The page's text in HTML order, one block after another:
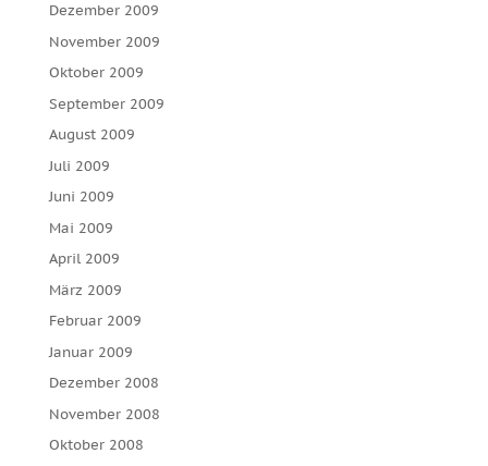
Dezember 2009
November 2009
Oktober 2009
September 2009
August 2009
Juli 2009
Juni 2009
Mai 2009
April 2009
März 2009
Februar 2009
Januar 2009
Dezember 2008
November 2008
Oktober 2008